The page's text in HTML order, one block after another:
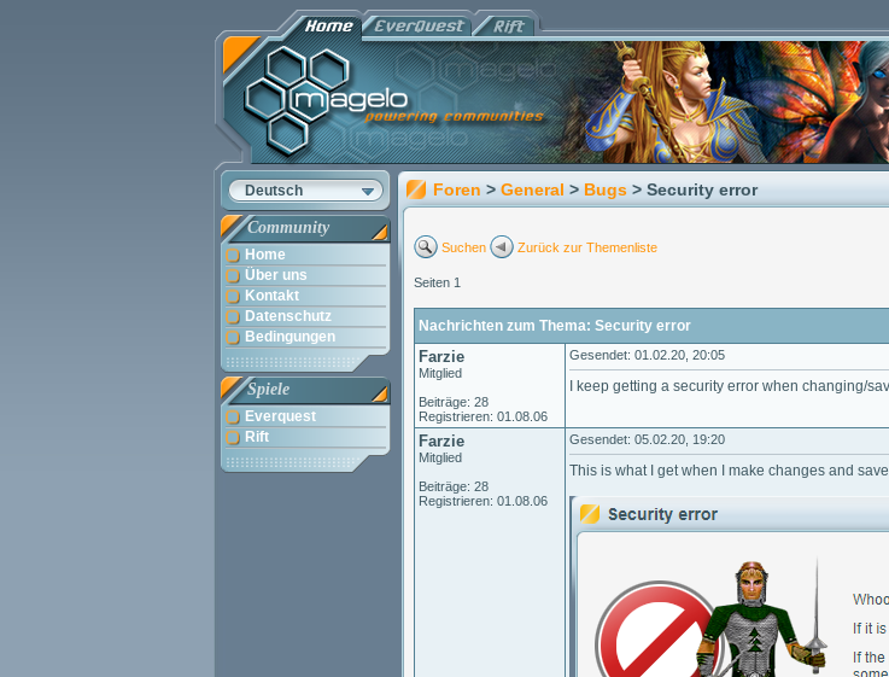
Deutsch
Community
Home
Über uns
Kontakt
Datenschutz
Bedingungen
Spiele
Everquest
Rift
Foren > General > Bugs > Security error
Suchen Zurück zur Themenliste
Seiten 1
Nachrichten zum Thema: Security error
Farzie
Mitglied
Beiträge: 28
Registrieren: 01.08.06
Gesendet: 01.02.20, 20:05
I keep getting a security error when changing/
Farzie
Mitglied
Beiträge: 28
Registrieren: 01.08.06
Gesendet: 05.02.20, 19:20
This is what I get when I make changes and